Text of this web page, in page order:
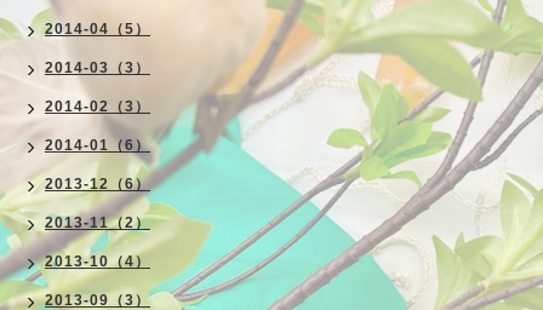
2014-04（5）
2014-03（3）
2014-02（3）
2014-01（6）
2013-12（6）
2013-11（2）
2013-10（4）
2013-09（3）